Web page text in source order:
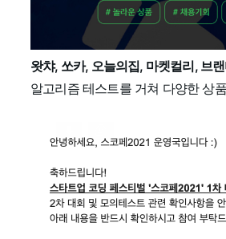
왓챠, 쏘카, 오늘의집, 마켓컬리, 브
알고리즘 테스트를 거쳐 다양한 상